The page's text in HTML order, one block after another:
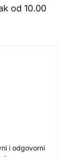
od 10.00
i odgovorni